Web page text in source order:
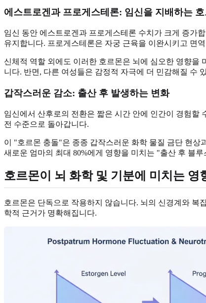
에스트로겐과 프로게스테론: 임신을 지배하는
임신 동안 에스트로겐과 프로게스테론 수치가 크게 증가
유지합니다. 프로게스테론은 자궁 근육을 이완시키고 면
신체적 역할 외에도 이러한 호르몬은 뇌에 심오한 영향
니다. 반면, 다른 여성들은 감정적 자극에 더 민감해질 수
갑작스러운 감소: 출산 후 발생하는 변화
임신에서 산후로의 전환은 짧은 시간 안에 인간이 경험할
전 수준으로 돌아갑니다.
이 "호르몬 충돌"은 종종 갑작스러운 화학 물질 금단 현상
새로운 엄마의 최대 80%에게 영향을 미치는 "출산 후 블
호르몬이 뇌 화학 및 기분에 미치는 영
호르몬은 단독으로 작용하지 않습니다. 뇌의 신경계와
학적 근거가 명확해집니다.